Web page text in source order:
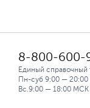
8-800-600-
Единый справочный
Пн-суб 9:00 —
Вс.9:00 — 18:00 МСК